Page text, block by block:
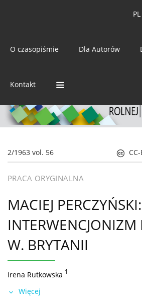
PL
O czasopiśmie Dla Autorów
Kontakt
2/1963 vol. 56
PRACA ORYGINALNA
MACIEJ PERCZYŃSKI:
INTERWENCJONIZM
W. BRYTANII
Irena Rutkowska 1
Więcej